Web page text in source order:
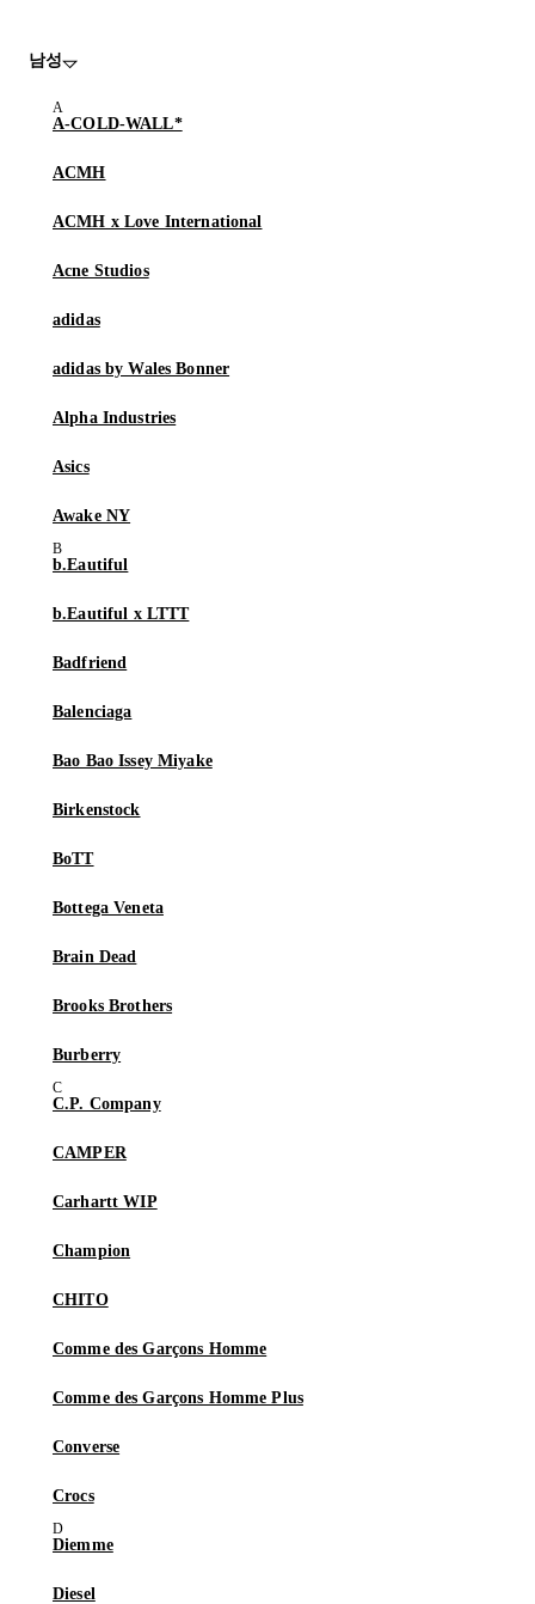
남성
A-COLD-WALL*
ACMH
ACMH x Love International
Acne Studios
adidas
adidas by Wales Bonner
Alpha Industries
Asics
Awake NY
b.Eautiful
b.Eautiful x LTTT
Badfriend
Balenciaga
Bao Bao Issey Miyake
Birkenstock
BoTT
Bottega Veneta
Brain Dead
Brooks Brothers
Burberry
C.P. Company
CAMPER
Carhartt WIP
Champion
CHITO
Comme des Garçons Homme
Comme des Garçons Homme Plus
Converse
Crocs
Diemme
Diesel